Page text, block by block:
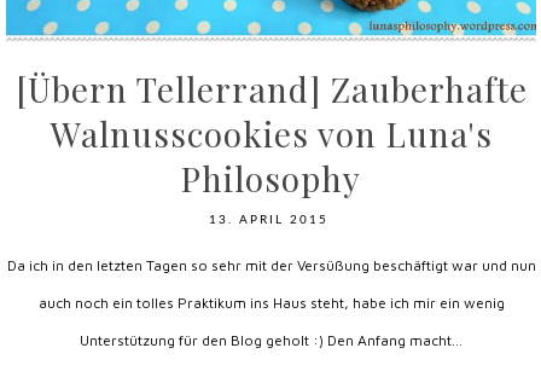
[Übern Tellerrand] Zauberhafte
Walnusscookies von Luna's
Philosophy
13. APRIL 2015
Da ich in den letzten Tagen so sehr mit der Versüßung beschäftigt war und nun
auch noch ein tolles Praktikum ins Haus steht, habe ich mir ein wenig
Unterstützung für den Blog geholt :) Den Anfang macht...